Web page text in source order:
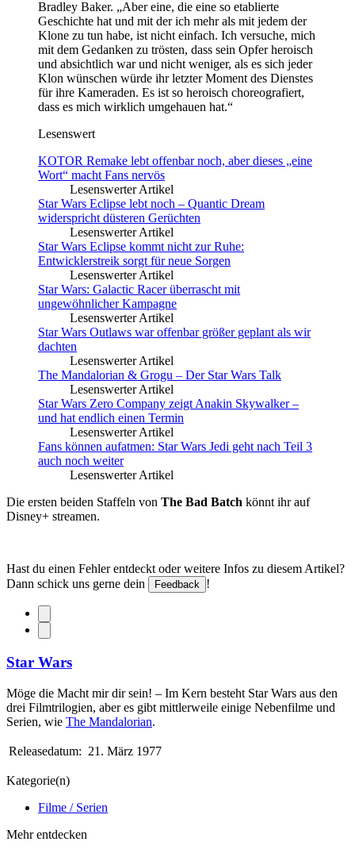
Bradley Baker. „Aber eine, die eine so etablierte
Geschichte hat und mit der ich mehr als mit jedem der
Klone zu tun habe, ist nicht einfach. Ich versuche, mich
mit dem Gedanken zu trösten, dass sein Opfer heroisch
und absichtlich war und nicht weniger, als es sich jeder
Klon wünschen würde ihr letzter Moment des Dienstes
für ihre Kameraden. Es ist so heroisch choreografiert,
dass es mich wirklich umgehauen hat.“
Lesenswert
KOTOR Remake lebt offenbar noch, aber dieses „eine
Wort“ macht Fans nervös
Lesenswerter Artikel
Star Wars Eclipse lebt noch – Quantic Dream
widerspricht düsteren Gerüchten
Lesenswerter Artikel
Star Wars Eclipse kommt nicht zur Ruhe:
Entwicklerstreik sorgt für neue Sorgen
Lesenswerter Artikel
Star Wars: Galactic Racer überrascht mit
ungewöhnlicher Kampagne
Lesenswerter Artikel
Star Wars Outlaws war offenbar größer geplant als wir
dachten
Lesenswerter Artikel
The Mandalorian & Grogu – Der Star Wars Talk
Lesenswerter Artikel
Star Wars Zero Company zeigt Anakin Skywalker –
und hat endlich einen Termin
Lesenswerter Artikel
Fans können aufatmen: Star Wars Jedi geht nach Teil 3
auch noch weiter
Lesenswerter Artikel
Die ersten beiden Staffeln von The Bad Batch könnt ihr auf
Disney+ streamen.
Hast du einen Fehler entdeckt oder weitere Infos zu diesem Artikel?
Dann schick uns gerne dein
Feedback !
Star Wars
Möge die Macht mir dir sein! – Im Kern besteht Star Wars aus den
drei Filmtrilogien, aber es gibt mittlerweile einige Nebenfilme und
Serien, wie The Mandalorian.
Releasedatum: 21. März 1977
Kategorie(n)
Filme / Serien
Mehr entdecken